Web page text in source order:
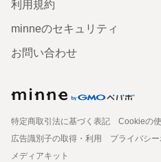
利用規約
minneのセキュリティ
お問い合わせ
特定商取引法に基づく表記
Cookieの
広告識別子の取得・利用
プライバシ
メディアキット